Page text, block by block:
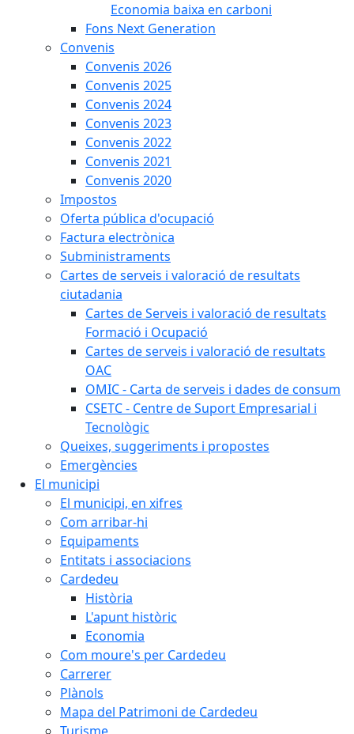
Economia baixa en carboni
Fons Next Generation
Convenis
Convenis 2026
Convenis 2025
Convenis 2024
Convenis 2023
Convenis 2022
Convenis 2021
Convenis 2020
Impostos
Oferta pública d'ocupació
Factura electrònica
Subministraments
Cartes de serveis i valoració de resultats
ciutadania
Cartes de Serveis i valoració de resultats
Formació i Ocupació
Cartes de serveis i valoració de resultats
OAC
OMIC - Carta de serveis i dades de consum
CSETC - Centre de Suport Empresarial i
Tecnològic
Queixes, suggeriments i propostes
Emergències
El municipi
El municipi, en xifres
Com arribar-hi
Equipaments
Entitats i associacions
Cardedeu
Història
L'apunt històric
Economia
Com moure's per Cardedeu
Carrerer
Plànols
Mapa del Patrimoni de Cardedeu